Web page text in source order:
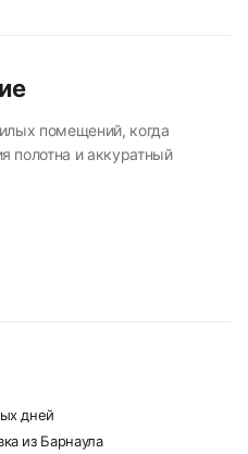
помещений, когда
полотна и аккуратный
дней
из Барнаула